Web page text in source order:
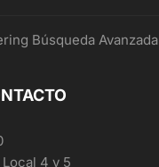
Búsqueda Avanzada
4 y 5